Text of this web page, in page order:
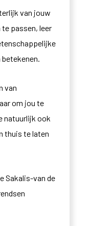
van jouw
te passen, leer
betekenen.
van
om jou te
natuurlijk ook
thuis te laten
Sakalis-van de